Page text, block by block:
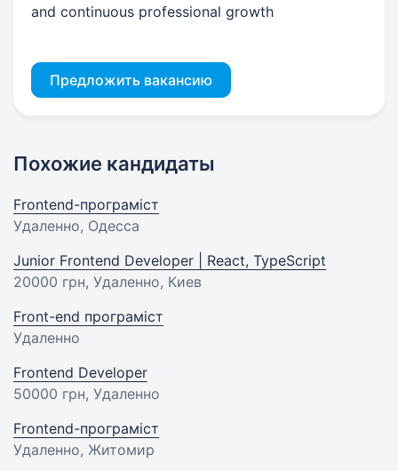
and continuous professional growth
Предложить вакансию
Похожие кандидаты
Frontend-програміст
Удаленно, Одесса
Junior Frontend Developer | React, TypeScript
20000 грн, Удаленно, Киев
Front-end програміст
Удаленно
Frontend Developer
50000 грн, Удаленно
Frontend-програміст
Удаленно, Житомир